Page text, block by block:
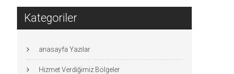
Kategoriler
anasayfa Yazılar
Hizmet Verdiğimiz Bölgeler